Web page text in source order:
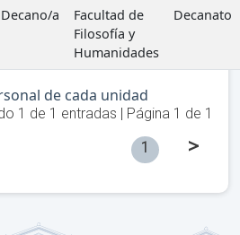
Decano/a
Facultad de
Filosofía y
Humanidades
Decanato
de cada unidad
1 de 1 entradas | Página 1 de 1
1
>